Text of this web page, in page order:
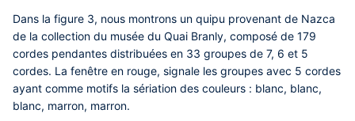
Dans la figure 3, nous montrons un quipu provenant de Nazca
de la collection du musée du Quai Branly, composé de 179
cordes pendantes distribuées en 33 groupes de 7, 6 et 5
cordes. La fenêtre en rouge, signale les groupes avec 5 cordes
ayant comme motifs la sériation des couleurs : blanc, blanc,
blanc, marron, marron.